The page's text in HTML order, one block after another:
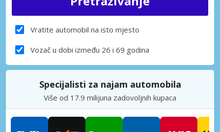
Vratite automobil na isto mjesto
Vozač u dobi između 26 i 69 godina
Specijalisti za najam automobila
Više od 17.9 milijuna zadovoljnih kupaca